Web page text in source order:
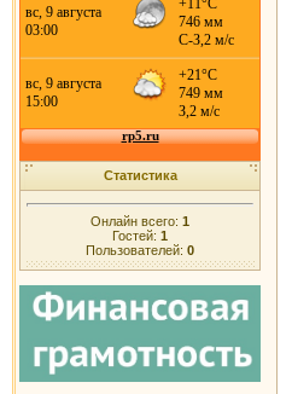
Статистика
Онлайн всего: 1
Гостей: 1
Пользователей: 0